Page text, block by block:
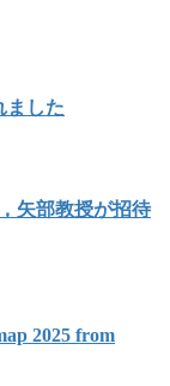
ました
矢部教授が招待
2025 from